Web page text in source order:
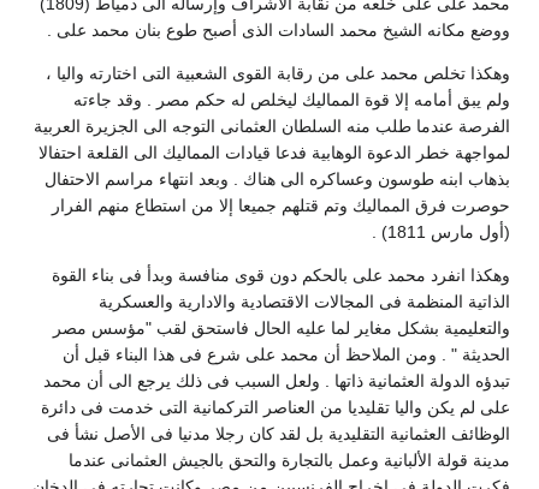
ووضع مكانه الشيخ محمد السادات الذى أصبح طوع بنان محمد على .
وهكذا تخلص محمد على من رقابة القوى الشعبية التى اختارته واليا ،
ولم يبق أمامه إلا قوة المماليك ليخلص له حكم مصر . وقد جاءته
الفرصة عندما طلب منه السلطان العثمانى التوجه الى الجزيرة العربية
لمواجهة خطر الدعوة الوهابية فدعا قيادات المماليك الى القلعة احتفالا
بذهاب ابنه طوسون وعساكره الى هناك . وبعد انتهاء مراسم الاحتفال
حوصرت فرق المماليك وتم قتلهم جميعا إلا من استطاع منهم الفرار
(أول مارس 1811) .
وهكذا انفرد محمد على بالحكم دون قوى منافسة وبدأ فى بناء القوة
الذاتية المنظمة فى المجالات الاقتصادية والادارية والعسكرية
والتعليمية بشكل مغاير لما عليه الحال فاستحق لقب "مؤسس مصر
الحديثة " . ومن الملاحظ أن محمد على شرع فى هذا البناء قبل أن
تبدؤه الدولة العثمانية ذاتها . ولعل السبب فى ذلك يرجع الى أن محمد
على لم يكن واليا تقليديا من العناصر التركمانية التى خدمت فى دائرة
الوظائف العثمانية التقليدية بل لقد كان رجلا مدنيا فى الأصل نشأ فى
مدينة قولة الألبانية وعمل بالتجارة والتحق بالجيش العثمانى عندما